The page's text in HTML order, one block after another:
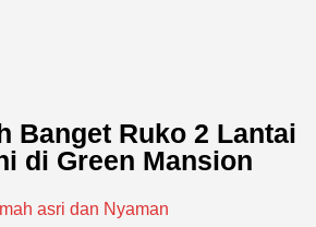
Banget Ruko 2 Lantai
di Green Mansion
asri dan Nyaman